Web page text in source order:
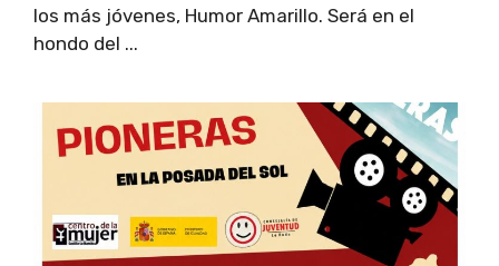
los más jóvenes, Humor Amarillo. Será en el
hondo del ...